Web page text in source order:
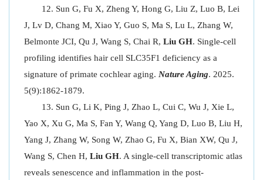
Sun G, Fu X, Zheng Y, Hong G, Liu Z, Luo B, Lei
J, Lv D, Chang M, Xiao Y, Guo S, Ma S, Lu L, Zhang W,
Belmonte JCI, Qu J, Wang S, Chai R, Liu GH. Single-cell
profiling identifies hair cell SLC35F1 deficiency as a
signature of primate cochlear aging. Nature Aging. 2025.
5(9):1862-1879.
Sun G, Li K, Ping J, Zhao L, Cui C, Wu J, Xie L,
Yao X, Xu G, Ma S, Fan Y, Wang Q, Yang D, Luo B, Liu H,
Yang J, Zhang W, Song W, Zhao G, Fu X, Bian XW, Qu J,
Wang S, Chen H, Liu GH. A single-cell transcriptomic atlas
reveals senescence and inflammation in the post-